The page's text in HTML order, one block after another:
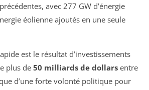
avec 277 GW d’énergie
éolienne ajoutés en une seule
est le résultat d’investissements
plus de 50 milliards de dollars entre
d’une forte volonté politique pour